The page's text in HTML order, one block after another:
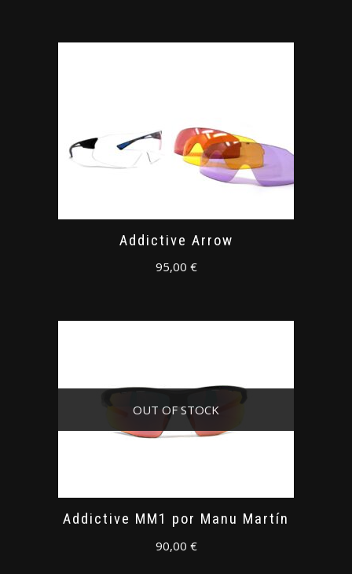
Addictive Arrow
95,00 €
OUT OF STOCK
Addictive MM1 por Manu Martín
90,00 €